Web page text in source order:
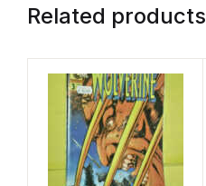
Related products